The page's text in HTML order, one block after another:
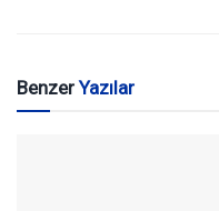
BenzerYazılar